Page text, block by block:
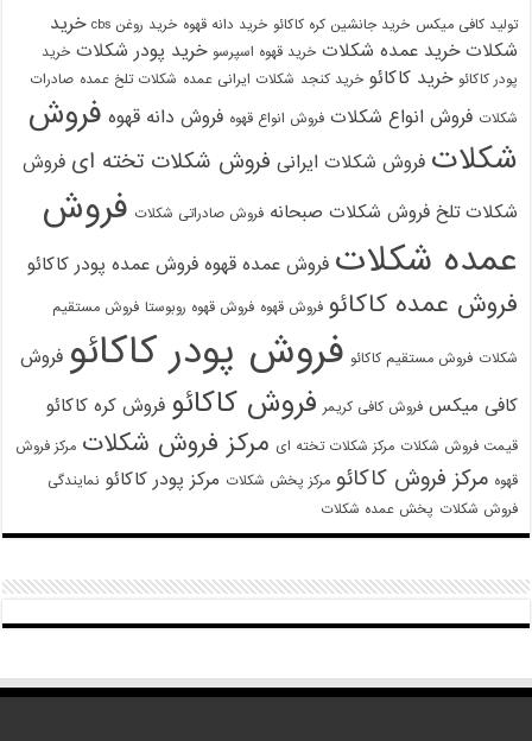
تولید کافی میکس خرید جانشین کره کاکائو خرید دانه قهوه خرید روغن cbs
خرید
شکلات خرید عمده شکلات خرید قهوه اسپرسو خرید پودر شکلات خرید
پودر کاکائو خرید کاکائو خرید کنجد شکلات ایرانی عمده شکلات تلخ عمده صادرات
شکلات فروش انواع شکلات فروش انواع قهوه فروش دانه قهوه فروش
شکلات فروش شکلات ایرانی فروش شکلات تخته ای فروش
شکلات تلخ فروش شکلات صبحانه فروش صادراتی شکلات فروش
عمده شکلات فروش عمده قهوه فروش عمده پودر کاکائو
فروش عمده کاکائو فروش قهوه فروش قهوه روبوستا فروش مستقیم
شکلات فروش مستقیم کاکائو فروش پودر کاکائو فروش
کافی میکس فروش کافی کریمر فروش کاکائو فروش کره کاکائو
قیمت فروش شکلات مرکز شکلات تخته ای مرکز فروش شکلات مرکز فروش
قهوه مرکز فروش کاکائو مرکز پخش شکلات مرکز پودر کاکائو نمایندگی
فروش شکلات پخش عمده شکلات